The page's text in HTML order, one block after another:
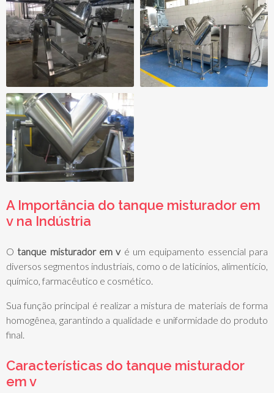
A Importância do tanque misturador em
v na Indústria
Otanque misturador em vé um equipamento essencial para
diversos segmentos industriais, como o de laticínios, alimentício,
químico, farmacêutico e cosmético.
Sua função principal é realizar a mistura de materiais de forma
homogênea, garantindo a qualidade e uniformidade do produto
final.
Características do tanque misturador
em v